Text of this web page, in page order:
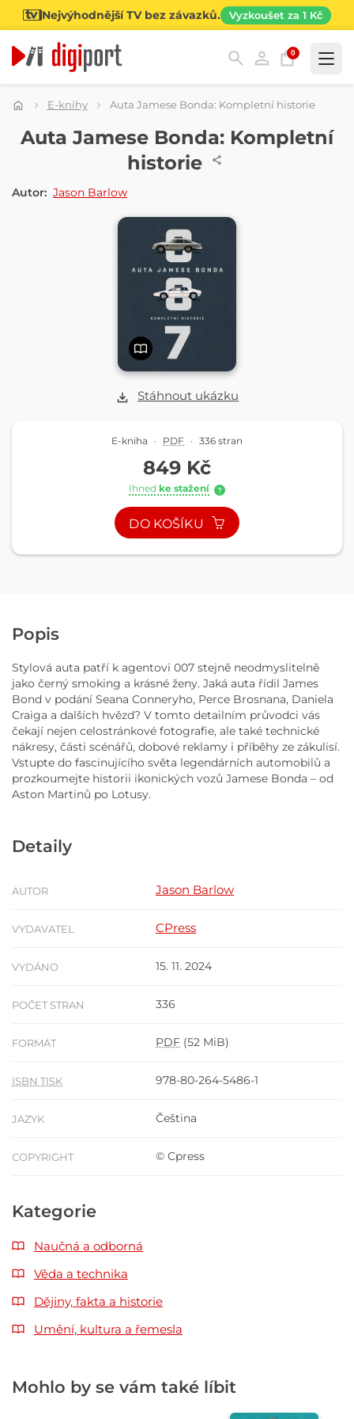
Nejvýhodnější TV bez závazků. Vyzkoušet za 1 Kč
0
Kategorie
E-knihy Auta Jamese Bonda: Kompletní historie
Stáhnout ukázku
E-KNIHA
Auta Jamese Bonda: Kompletní
historie
Autor: Jason Barlow
E-kniha · PDF · 336 stran
849 Kč
Ihned ke stažení ?
DO KOŠÍKU
Popis
Stylová auta patří k agentovi 007 stejně neodmyslitelně
jako černý smoking a krásné ženy. Jaká auta řídil James
Bond v podání Seana Conneryho, Perce Brosnana, Daniela
Craiga a dalších hvězd? V tomto detailním průvodci vás
čekají nejen celostránkové fotografie, ale také technické
nákresy, části scénářů, dobové reklamy i příběhy ze zákulisí.
Vstupte do fascinujícího světa legendárních automobilů a
prozkoumejte historii ikonických vozů Jamese Bonda – od
Aston Martinů po Lotusy.
Detaily
AUTOR Jason Barlow
VYDAVATEL CPress
VYDÁNO 15. 11. 2024
POČET STRAN 336
FORMÁT PDF (52 MiB)
ISBN TISK 978-80-264-5486-1
JAZYK Čeština
COPYRIGHT © Cpress
Kategorie
Naučná a odborná
Věda a technika
Dějiny, fakta a historie
Umění, kultura a řemesla
Mohlo by se vám také líbit